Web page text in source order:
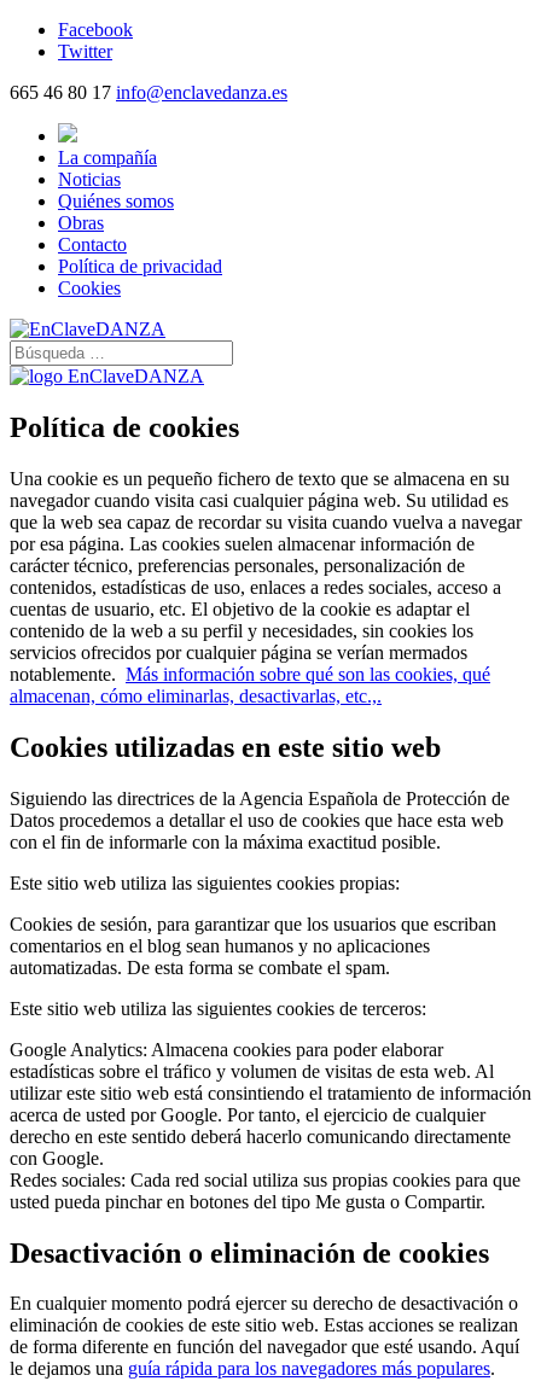
Facebook
Twitter
665 46 80 17 info@enclavedanza.es
La compañía
Noticias
Quiénes somos
Obras
Contacto
Política de privacidad
Cookies
Política de cookies
Una cookie es un pequeño fichero de texto que se almacena en su
navegador cuando visita casi cualquier página web. Su utilidad es
que la web sea capaz de recordar su visita cuando vuelva a navegar
por esa página. Las cookies suelen almacenar información de
carácter técnico, preferencias personales, personalización de
contenidos, estadísticas de uso, enlaces a redes sociales, acceso a
cuentas de usuario, etc. El objetivo de la cookie es adaptar el
contenido de la web a su perfil y necesidades, sin cookies los
servicios ofrecidos por cualquier página se verían mermados
notablemente. Más información sobre qué son las cookies, qué
almacenan, cómo eliminarlas, desactivarlas, etc.,.
Cookies utilizadas en este sitio web
Siguiendo las directrices de la Agencia Española de Protección de
Datos procedemos a detallar el uso de cookies que hace esta web
con el fin de informarle con la máxima exactitud posible.
Este sitio web utiliza las siguientes cookies propias:
Cookies de sesión, para garantizar que los usuarios que escriban
comentarios en el blog sean humanos y no aplicaciones
automatizadas. De esta forma se combate el spam.
Este sitio web utiliza las siguientes cookies de terceros:
Google Analytics: Almacena cookies para poder elaborar
estadísticas sobre el tráfico y volumen de visitas de esta web. Al
utilizar este sitio web está consintiendo el tratamiento de información
acerca de usted por Google. Por tanto, el ejercicio de cualquier
derecho en este sentido deberá hacerlo comunicando directamente
con Google.
Redes sociales: Cada red social utiliza sus propias cookies para que
usted pueda pinchar en botones del tipo Me gusta o Compartir.
Desactivación o eliminación de cookies
En cualquier momento podrá ejercer su derecho de desactivación o
eliminación de cookies de este sitio web. Estas acciones se realizan
de forma diferente en función del navegador que esté usando. Aquí
le dejamos una guía rápida para los navegadores más populares.